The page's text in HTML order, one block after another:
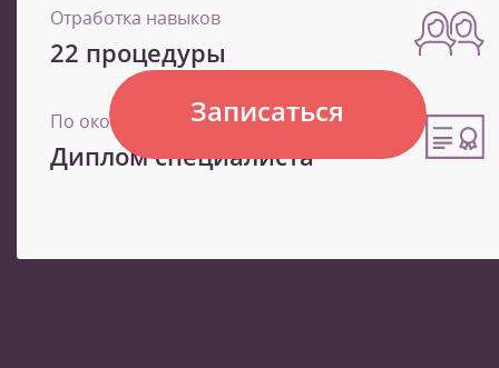
Отработка навыков
22 процедуры
По окончанию
Диплом специалиста
Записаться